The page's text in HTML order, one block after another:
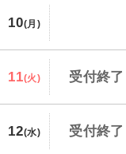
10(月)
11(火) 受付終了
12(水) 受付終了